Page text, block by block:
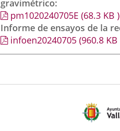
gravimétrico
pm1020240705E (68.3 KB )
Informe de ensayos de la
infoen20240705 (960.8 KB